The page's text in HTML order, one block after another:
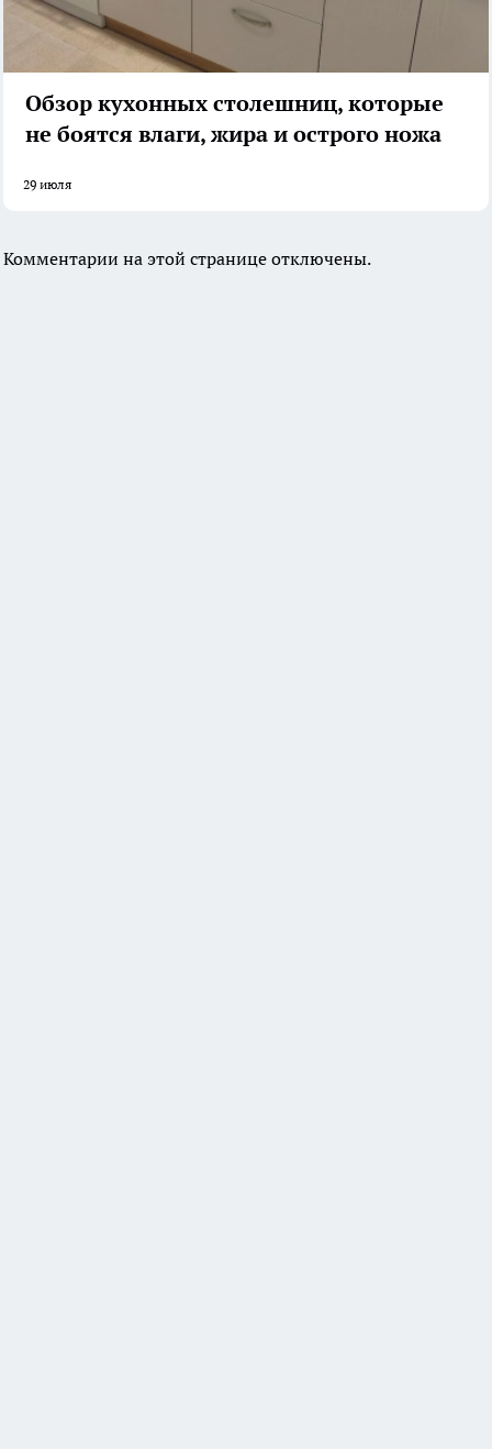
Обзор кухонных столешниц, которые
не боятся влаги, жира и острого ножа
29 июля
Комментарии на этой странице отключены.